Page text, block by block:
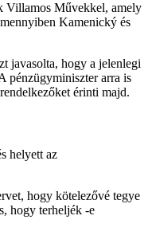
Villamos Művekkel, amely
Kamenický és
javasolta, hogy a jelenlegi
pénzügyminiszter arra is
érinti majd.
helyett az
hogy kötelezővé tegye
hogy terheljék -e